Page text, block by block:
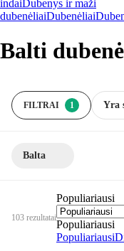
indaiDubenys ir maži
dubenėliaiDubenėliai
Balti
FILTRAI 1 Yra
Balta
103 rezultatai
Populiariausi
Populiariausi
Populiariausi